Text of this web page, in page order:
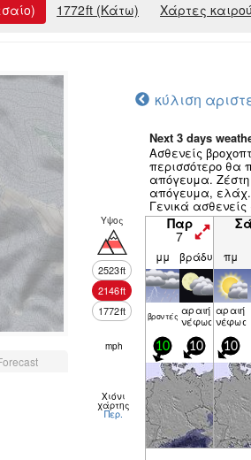
1772ft (Κάτω) Χάρτες καιρού
κύλιση
Next 3 days
Ασθενείς
περισσότερο θα
απόγευμα. Ζέστη
απόγευμα, ελάχ.
Γενικά ασθενείς
Υψος
2523ft
2146ft
1772ft
Παρ
7
μμ βράδυ πμ
βρον­τές αραιή
νέφωση
αραιή
νέφωση
mph 10 10 10
Χιόνι
χάρτης
Περ.